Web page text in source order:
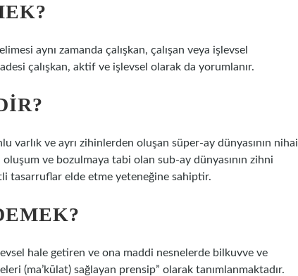
aynı zamanda çalışkan, çalışan veya işlevsel
çalışkan, aktif ve işlevsel olarak da yorumlanır.
varlık ve ayrı zihinlerden oluşan süper-ay dünyasının nihai
ve bozulmaya tabi olan sub-ay dünyasının zihni
tasarruflar elde etme yeteneğine sahiptir.
hale getiren ve ona maddi nesnelerde bilkuvve ve
(ma’kūlat) sağlayan prensip” olarak tanımlanmaktadır.